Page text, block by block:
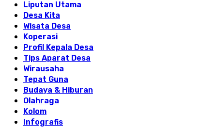
Liputan Utama
Desa Kita
Wisata Desa
Koperasi
Profil Kepala Desa
Tips Aparat Desa
Wirausaha
Tepat Guna
Budaya & Hiburan
Olahraga
Kolom
Infografis